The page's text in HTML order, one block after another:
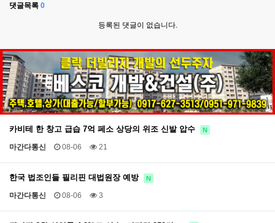
댓글목록 0
등록된 댓글이 없습니다.
카비테 한 창고 급습 7억 페소 상당의 위조 신발 압수 N
마간다통신 08-06 21
한국 법조인들 필리핀 대법원장 예방 N
마간다통신 08-06 3